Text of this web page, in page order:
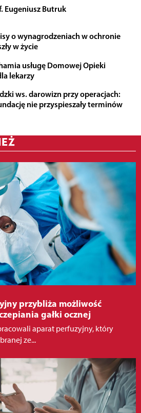
Eugeniusz Butruk
o wynagrodzeniach w ochronie
w życie
usługę Domowej Opieki
lekarzy
ws. darowizn przy operacjach:
nie przyspieszały terminów
przybliża możliwość
gałki ocznej
aparat perfuzyjny, który
ze...